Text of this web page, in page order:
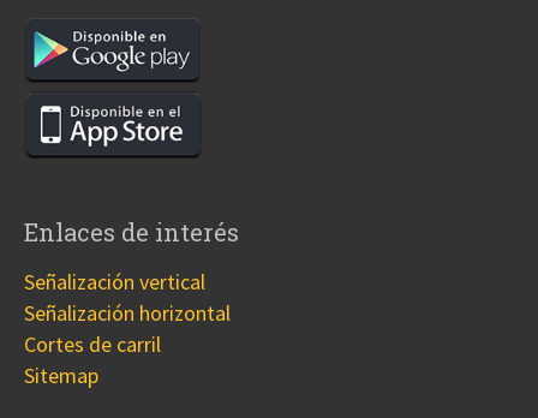
Enlaces de interés
Señalización vertical
Señalización horizontal
Cortes de carril
Sitemap